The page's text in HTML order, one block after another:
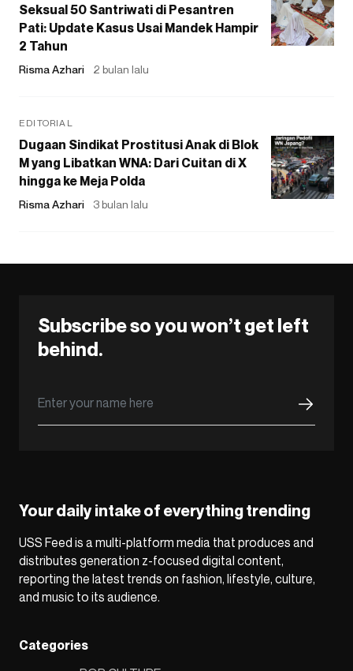
Seksual 50 Santriwati di Pesantren
Pati: Update Kasus Usai Mandek Hampir
2 Tahun
Risma Azhari 2 bulan lalu
EDITORIAL
Dugaan Sindikat Prostitusi Anak di Blok
M yang Libatkan WNA: Dari Cuitan di X
hingga ke Meja Polda
Risma Azhari 3 bulan lalu
Subscribe so you won’t get left
behind.
Your daily intake of everything trending
USS Feed is a multi-platform media that produces and
distributes generation z-focused digital content,
reporting the latest trends on fashion, lifestyle, culture,
and music to its audience.
Categories